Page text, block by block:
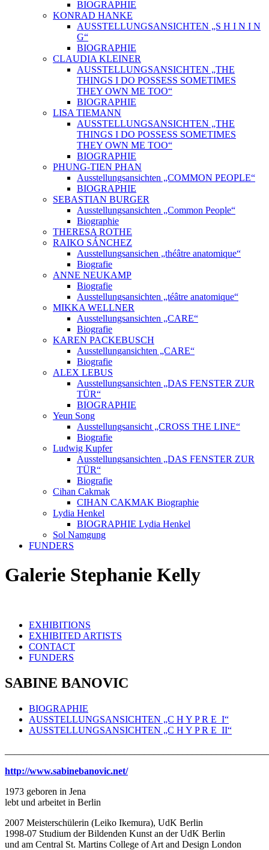
BIOGRAPHIE
KONRAD HANKE
AUSSTELLUNGSANSICHTEN „S H I N I N
G“
BIOGRAPHIE
CLAUDIA KLEINER
AUSSTELLUNGSANSICHTEN „THE
THINGS I DO POSSESS SOMETIMES
THEY OWN ME TOO“
BIOGRAPHIE
LISA TIEMANN
AUSSTELLUNGSANSICHTEN „THE
THINGS I DO POSSESS SOMETIMES
THEY OWN ME TOO“
BIOGRAPHIE
PHUNG-TIEN PHAN
Ausstellungsansichten „COMMON PEOPLE“
BIOGRAPHIE
SEBASTIAN BURGER
Ausstellungsansichten „Common People“
Biographie
THERESA ROTHE
RAIKO SÁNCHEZ
Ausstellungsansichen „théâtre anatomique“
Biografie
ANNE NEUKAMP
Biografie
Ausstellungsansichten „téâtre anatomique“
MIKKA WELLNER
Ausstellungsansichten „CARE“
Biografie
KAREN PACKEBUSCH
Ausstellungansichten „CARE“
Biografie
ALEX LEBUS
Ausstellungsansichten „DAS FENSTER ZUR
TÜR“
BIOGRAPHIE
Yeun Song
Ausstellungsansicht „CROSS THE LINE“
Biografie
Ludwig Kupfer
Ausstellungsansichten „DAS FENSTER ZUR
TÜR“
Biografie
Cihan Cakmak
CIHAN CAKMAK Biographie
Lydia Henkel
BIOGRAPHIE Lydia Henkel
Sol Namgung
FUNDERS
Galerie Stephanie Kelly
EXHIBITIONS
EXHIBITED ARTISTS
CONTACT
FUNDERS
SABINE BANOVIC
BIOGRAPHIE
AUSSTELLUNGSANSICHTEN „C H Y P R E_I“
AUSSTELLUNGSANSICHTEN „C H Y P R E_II“
http://www.sabinebanovic.net/
1973 geboren in Jena
lebt und arbeitet in Berlin
2007 Meisterschülerin (Leiko Ikemura), UdK Berlin
1998-07 Studium der Bildenden Kunst an der UdK Berlin
und am Central St. Martins College of Art and Design London